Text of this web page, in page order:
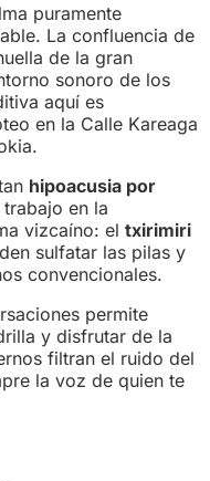
puramente
La confluencia de
de la gran
sonoro de los
aquí es
en la Calle Kareaga
hipoacusia por
en la
vizcaíno: el txirimiri
sulfatar las pilas y
convencionales.
permite
y disfrutar de la
filtran el ruido del
la voz de quien te